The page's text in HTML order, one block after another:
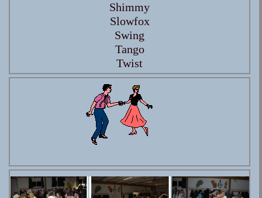
Shimmy
Slowfox
Swing
Tango
Twist